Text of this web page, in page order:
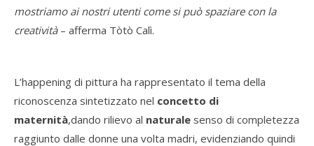
mostriamo ai nostri utenti come si può spaziare con la
creatività– afferma Tòtò Calì.
L’happening di pittura ha rappresentato il tema della
riconoscenza sintetizzato nel concetto di
maternità,dando rilievo al naturale senso di completezza
raggiunto dalle donne una volta madri, evidenziando quindi